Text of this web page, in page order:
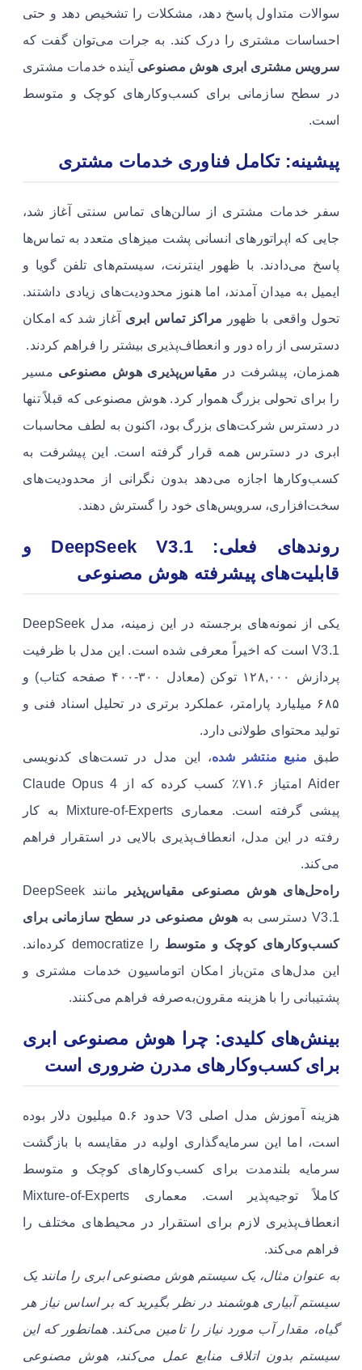
سوالات متداول پاسخ دهد، مشکلات را تشخیص دهد و حتی
احساسات مشتری را درک کند. به جرات می‌توان گفت که
سرویس مشتری ابری هوش مصنوعی آینده خدمات مشتری
در سطح سازمانی برای کسب‌وکارهای کوچک و متوسط
است.
پیشینه: تکامل فناوری خدمات مشتری
سفر خدمات مشتری از سالن‌های تماس سنتی آغاز شد،
جایی که اپراتورهای انسانى پشت میزهاى متعدد به تماس‌ها
پاسخ مى‌دادند. با ظهور اینترنت، سیستم‌های تلفن گویا و
ایمیل به میدان آمدند، اما هنوز محدودیت‌های زیادی داشتند.
تحول واقعی با ظهور مراکز تماس ابری آغاز شد که امکان
دسترسی از راه دور و انعطاف‌پذیری بیشتر را فراهم کردند.
همزمان، پیشرفت در مقیاس‌پذیری هوش مصنوعی مسیر
را برای تحولی بزرگ هموار کرد. هوش مصنوعی که قبلاً تنها
در دسترس شرکت‌های بزرگ بود، اکنون به لطف محاسبات
ابری در دسترس همه قرار گرفته است. این پیشرفت به
کسب‌وکارها اجازه می‌دهد بدون نگرانی از محدودیت‌های
سخت‌افزاری، سرویس‌های خود را گسترش دهند.
روندهای فعلی: DeepSeek V3.1 و
قابلیت‌های پیشرفته هوش مصنوعی
یکی از نمونه‌های برجسته در این زمینه، مدل DeepSeek
V3.1 است که اخیراً معرفی شده است. این مدل با ظرفیت
پردازش ۱۲۸,۰۰۰ توکن (معادل ۳۰۰-۴۰۰ صفحه کتاب) و
۶۸۵ میلیارد پارامتر، عملکرد برتری در تحلیل اسناد فنی و
تولید محتوای طولانی دارد.
طبق منبع منتشر شده، این مدل در تست‌های کدنویسی
Aider امتیاز ۷۱.۶٪ کسب کرده که از Claude Opus 4
پیشی گرفته است. معماری Mixture-of-Experts به کار
رفته در این مدل، انعطاف‌پذیری بالایی در استقرار فراهم
می‌کند.
راه‌حل‌های هوش مصنوعی مقیاس‌پذیر
مانند DeepSeek
V3.1 دسترسی به
هوش مصنوعی در سطح سازمانی برای
کسب‌وکارهای کوچک و متوسط
را democratize کرده‌اند.
این مدل‌های متن‌باز امکان اتوماسیون خدمات مشتری و
پشتیبانی را با هزینه مقرون‌به‌صرفه فراهم می‌کنند.
بینش‌های کلیدی: چرا هوش مصنوعی ابری
برای کسب‌وکارهای مدرن ضروری است
هزینه آموزش مدل اصلی V3 حدود ۵.۶ میلیون دلار بوده
است، اما این سرمایه‌گذاری اولیه در مقایسه با بازگشت
سرمایه بلندمدت برای کسب‌وکارهای کوچک و متوسط
کاملاً توجیه‌پذیر است. معماری Mixture-of-Experts
انعطاف‌پذیری لازم برای استقرار در محیط‌های مختلف را
فراهم می‌کند.
به عنوان مثال، یک سیستم هوش مصنوعی ابری را مانند یک
سیستم آبیاری هوشمند در نظر بگیرید که بر اساس نیاز هر
گیاه، مقدار آب مورد نیاز را تامین می‌کند. همانطور که این
سیستم بدون اتلاف منابع عمل می‌کند، هوش مصنوعی